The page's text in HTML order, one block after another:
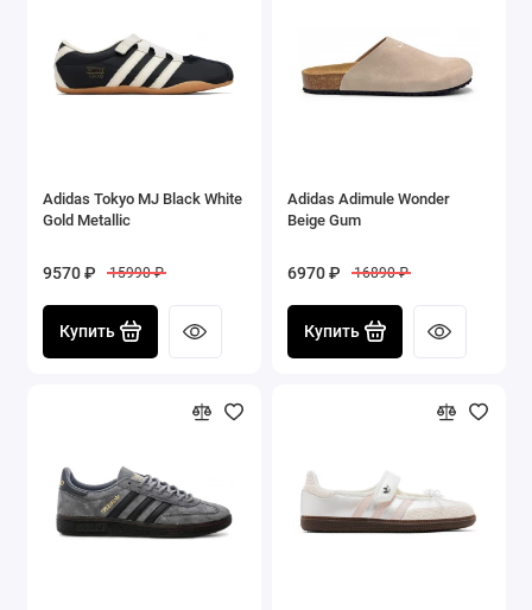
Adidas Tokyo MJ Black White
Gold Metallic
9570 ₽ 15990 ₽
Купить
Adidas Adimule Wonder
Beige Gum
6970 ₽ 16890 ₽
Купить